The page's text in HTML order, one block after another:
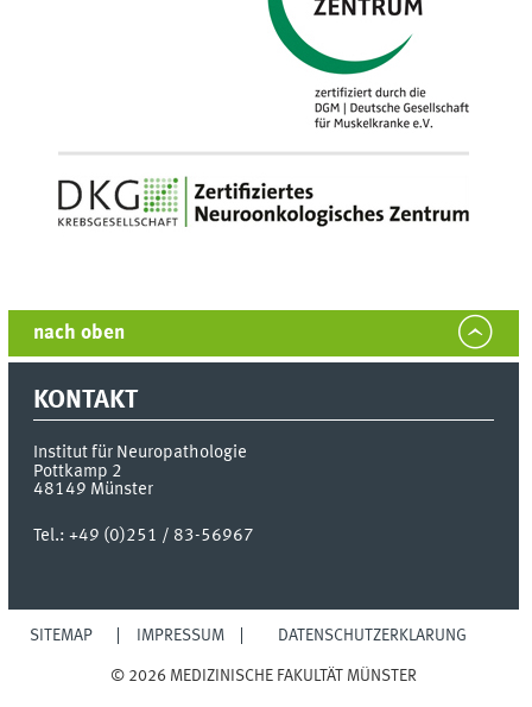
nach oben
KONTAKT
Institut für Neuropathologie
Pottkamp 2
48149 Münster
Tel.:+49 (0)251 / 83-56967
SITEMAP IMPRESSUM DATENSCHUTZERKLÄRUNG
© 2026 MEDIZINISCHE FAKULTÄT MÜNSTER